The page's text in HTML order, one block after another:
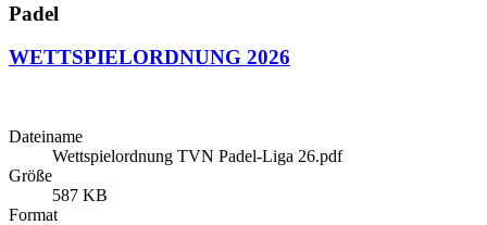
Padel
WETTSPIELORDNUNG 2026
Dateiname
Wettspielordnung TVN Padel-Liga 26.pdf
Größe
587 KB
Format